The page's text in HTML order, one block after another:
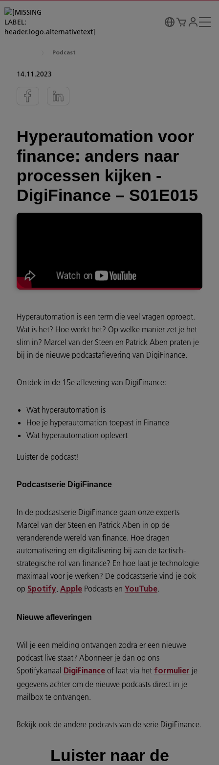
Podcast
14.11.2023
Hyperautomation voor
finance: anders naar
processen kijken -
DigiFinance – S01E015
Hyperautomation is een term die veel vragen oproept.
Wat is het? Hoe werkt het? Op welke manier zet je het
slim in? Marcel van der Steen en Patrick Aben praten je
bij in de nieuwe podcastaflevering van DigiFinance.
Ontdek in de 15e aflevering van DigiFinance:
Wat hyperautomation is
Hoe je hyperautomation toepast in Finance
Wat hyperautomation oplevert
Luister de podcast!
Podcastserie DigiFinance
In de podcastserie DigiFinance gaan onze experts
Marcel van der Steen en Patrick Aben in op de
veranderende wereld van finance. Hoe dragen
automatisering en digitalisering bij aan de tactisch-
strategische rol van finance? En hoe laat je technologie
maximaal voor je werken? De podcastserie vind je ook
op Spotify, Apple Podcasts en YouTube.
Nieuwe afleveringen
Wil je een melding ontvangen zodra er een nieuwe
podcast live staat? Abonneer je dan op ons
Spotifykanaal
DigiFinance of laat via het formulier je
gegevens achter om de nieuwe podcasts direct in je
mailbox te ontvangen.
Bekijk ook de andere podcasts van de serie DigiFinance.
Luister naar de